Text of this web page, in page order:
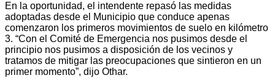
En la oportunidad, el intendente repasó las medidas
adoptadas desde el Municipio que conduce apenas
comenzaron los primeros movimientos de suelo en kilómetro
3. “Con el Comité de Emergencia nos pusimos desde el
principio nos pusimos a disposición de los vecinos y
tratamos de mitigar las preocupaciones que sintieron en un
primer momento”, dijo Othar.